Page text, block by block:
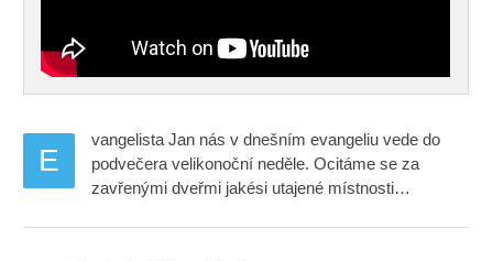
E
vangelista Jan nás v dnešním evangeliu vede do
podvečera velikonoční neděle. Ocitáme se za
zavřenými dveřmi jakési utajené místnosti…